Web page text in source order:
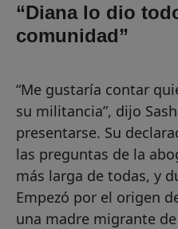
“Diana lo dio
comunidad”
“Me gustaría contar
su militancia”, dijo
presentarse. Su
las preguntas de la
más larga de todas, y
Empezó por el origen
una madre migrante